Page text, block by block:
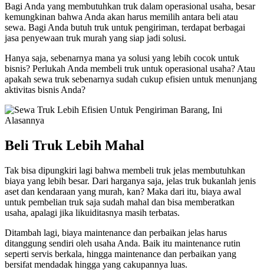
Bagi Anda yang membutuhkan truk dalam operasional usaha, besar
kemungkinan bahwa Anda akan harus memilih antara beli atau
sewa. Bagi Anda butuh truk untuk pengiriman, terdapat berbagai
jasa penyewaan truk murah yang siap jadi solusi.
Hanya saja, sebenarnya mana ya solusi yang lebih cocok untuk
bisnis? Perlukah Anda membeli truk untuk operasional usaha? Atau
apakah sewa truk sebenarnya sudah cukup efisien untuk menunjang
aktivitas bisnis Anda?
Beli Truk Lebih Mahal
Tak bisa dipungkiri lagi bahwa membeli truk jelas membutuhkan
biaya yang lebih besar. Dari harganya saja, jelas truk bukanlah jenis
aset dan kendaraan yang murah, kan? Maka dari itu, biaya awal
untuk pembelian truk saja sudah mahal dan bisa memberatkan
usaha, apalagi jika likuiditasnya masih terbatas.
Ditambah lagi, biaya maintenance dan perbaikan jelas harus
ditanggung sendiri oleh usaha Anda. Baik itu maintenance rutin
seperti servis berkala, hingga maintenance dan perbaikan yang
bersifat mendadak hingga yang cakupannya luas.